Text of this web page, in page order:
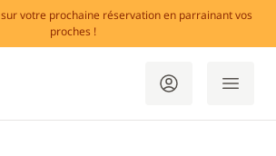
sur votre prochaine réservation en parrainant vos
proches !